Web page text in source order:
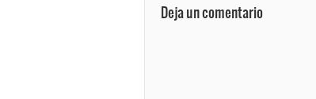
Deja un comentario